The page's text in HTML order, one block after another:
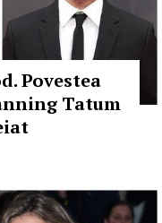
Povestea
Tatum